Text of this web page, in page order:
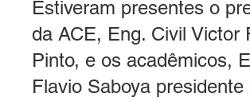
Estiveram presentes o
da ACE, Eng. Civil Victor
Pinto, e os acadêmicos,
Flavio Saboya presidente